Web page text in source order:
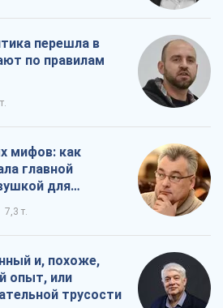
перешла в
по правилам
мифов: как
главной
для
7,3 т.
и, похоже,
опыт, или
трусости